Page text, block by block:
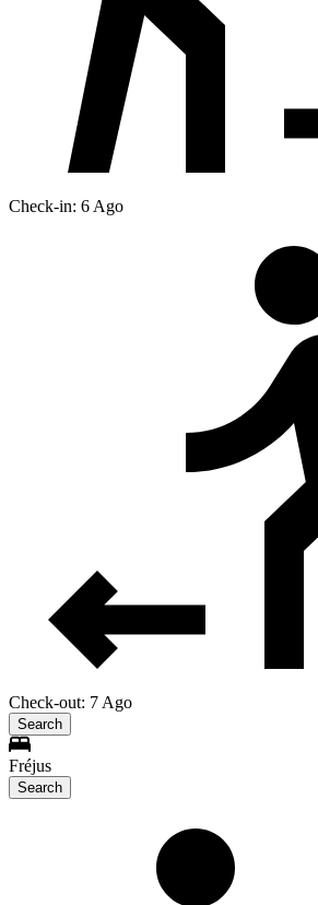
Check-in: 6 Ago
Check-out: 7 Ago
Search
Fréjus
Search